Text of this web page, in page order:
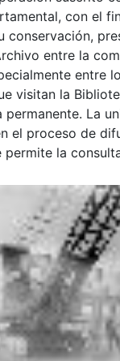
con el
conservación,
entre la
entre
visitan la
permanente. La
el proceso de
la